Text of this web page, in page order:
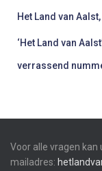
Het Land van
‘Het Land van
verrassend
Voor alle vragen
mailadres: